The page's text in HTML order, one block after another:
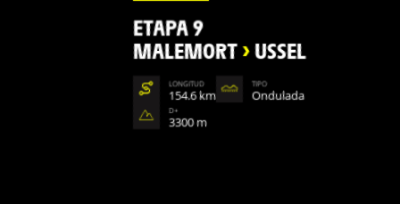
ETAPA 9
MALEMORT>USSEL
LONGITUD
154.6 km
TIPO
Ondulada
D+
3300 m